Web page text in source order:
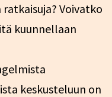
Voivatko
kuunnellaan
keskusteluun on